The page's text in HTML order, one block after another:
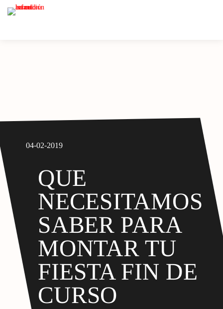
04-02-2019
QUE
NECESITAMOS
SABER PARA
MONTAR TU
FIESTA FIN DE
CURSO